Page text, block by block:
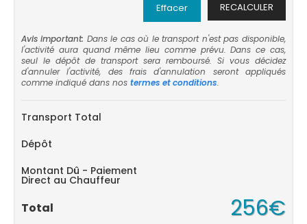
RECALCULER
Effacer
Avis important: Dans le cas où le transport n'est pas disponible,
l'activité aura quand même lieu comme prévu. Dans ce cas,
seul le dépôt de transport sera remboursé. Si vous décidez
d'annuler l'activité, des frais d'annulation seront appliqués
comme indiqué dans nos termes et conditions.
Transport Total
Dépôt
Montant Dû - Paiement
Direct au Chauffeur
Total 256€